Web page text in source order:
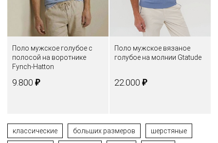
Поло мужское голубое с
полосой на воротнике
Fynch-Hatton
9.800 ₽
Поло мужское вязаное
голубое на молнии Gtatude
22.000 ₽
классические больших размеров шерстяные